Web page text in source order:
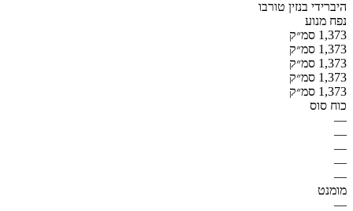
היברידי בנזין טורבו
נפח מנוע
1,373 סמ״ק
1,373 סמ״ק
1,373 סמ״ק
1,373 סמ״ק
1,373 סמ״ק
כוח סוס
—
—
—
—
—
מומנט
—